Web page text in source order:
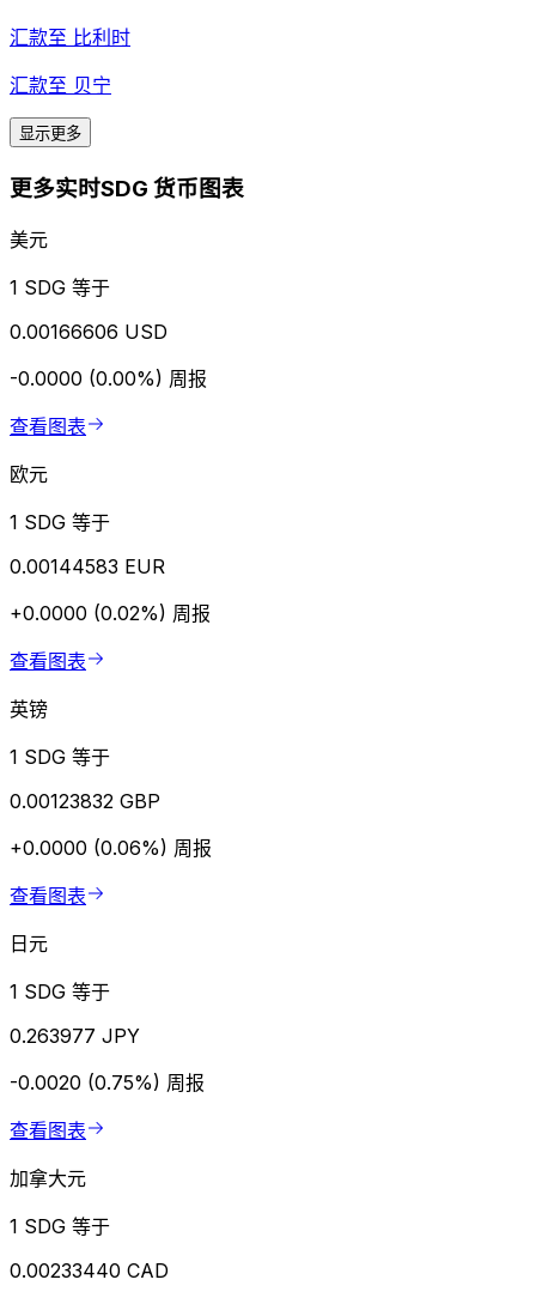
汇款至 比利时
汇款至 贝宁
显示更多
更多实时SDG 货币图表
美元
1 SDG 等于
0.00166606 USD
-0.0000 (0.00%) 周报
查看图表
欧元
1 SDG 等于
0.00144583 EUR
+0.0000 (0.02%) 周报
查看图表
英镑
1 SDG 等于
0.00123832 GBP
+0.0000 (0.06%) 周报
查看图表
日元
1 SDG 等于
0.263977 JPY
-0.0020 (0.75%) 周报
查看图表
加拿大元
1 SDG 等于
0.00233440 CAD